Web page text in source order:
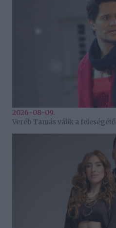
2026-08-09.
Veréb Tamás válik a feleségétől